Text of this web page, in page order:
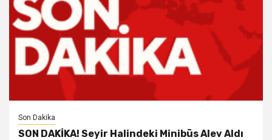
Son Dakika
SON DAKİKA! Seyir Halindeki Minibüs Alev Aldı